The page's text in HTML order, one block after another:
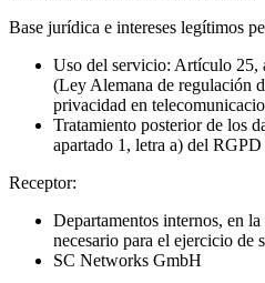
Base jurídica e intereses legítimos
Uso del servicio: Artículo 25,
(Ley Alemana de regulación
privacidad en
Tratamiento posterior de los
apartado 1, letra a) del RGPD
Receptor:
Departamentos internos, en
necesario para el ejercicio de
SC Networks GmbH